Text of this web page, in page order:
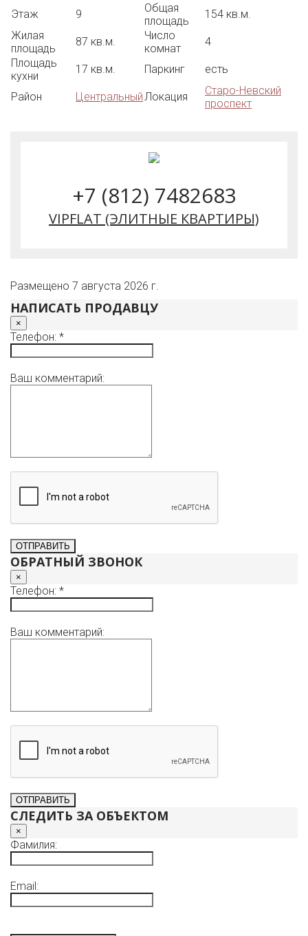
Этаж 9
Общая
площадь
154 кв.м.
Жилая
площадь
87 кв.м.
Число
комнат
4
Площадь
кухни
17 кв.м. Паркинг есть
Район Центральный Локация
Старо-Невский
проспект
+7 (812) 7482683
VIPFLAT (ЭЛИТНЫЕ КВАРТИРЫ)
Размещено 7 августа 2026 г.
НАПИСАТЬ ПРОДАВЦУ
×
Телефон: *
Ваш комментарий:
ОБРАТНЫЙ ЗВОНОК
×
Телефон: *
Ваш комментарий:
СЛЕДИТЬ ЗА ОБЪЕКТОМ
×
Фамилия:
Email: